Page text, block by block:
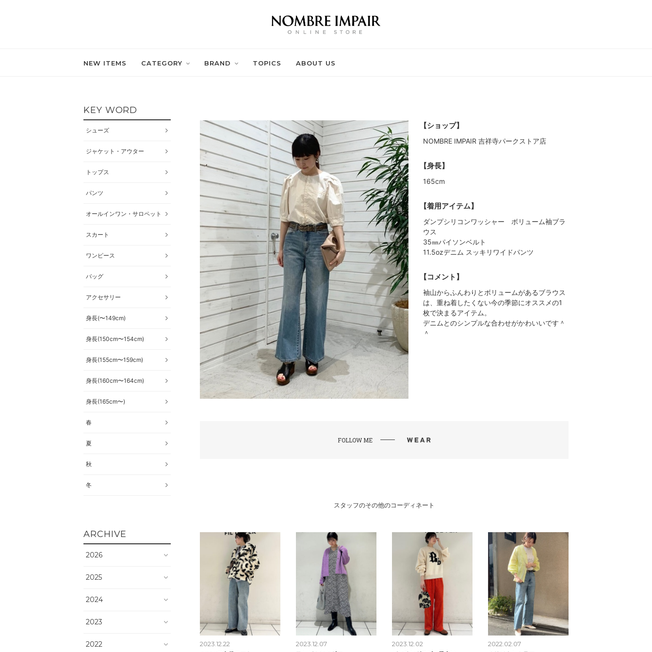
NEW ITEMS CATEGORY BRAND TOPICS ABOUT US
【ショップ】
NOMBRE IMPAIR 吉祥寺パークストア店
【身長】
165cm
【着用アイテム】
ダンプシリコンワッシャー ボリューム袖ブラ
ウス
35㎜パイソンベルト
11.5ozデニム スッキリワイドパンツ
【コメント】
袖山からふんわりとボリュームがあるブラウス
は、重ね着したくない今の季節にオススメの1
枚で決まるアイテム。
デニムとのシンプルな合わせがかわいいです＾
＾
FOLLOW ME
スタッフのその他のコーディネート
2023.12.22 2023.12.07 2023.12.02 2022.02.07
KEY WORD
シューズ
ジャケット・アウター
トップス
パンツ
オールインワン・サロペット
スカート
ワンピース
バッグ
アクセサリー
身長(〜149cm)
身長(150cm〜154cm)
身長(155cm〜159cm)
身長(160cm〜164cm)
身長(165cm〜)
春
夏
秋
冬
ARCHIVE
2026
2025
2024
2023
2022